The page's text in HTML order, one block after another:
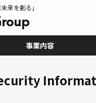
来を創る」
事業内容